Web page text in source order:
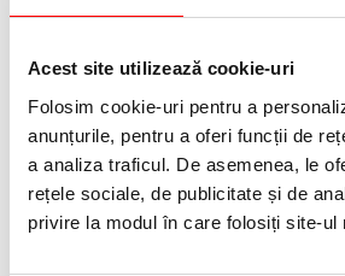
Acest site utilizează cookie-uri
Folosim cookie-uri pentru a
anunțurile, pentru a oferi funcții de
a analiza traficul. De asemenea, le
rețele sociale, de publicitate și de
privire la modul în care folosiți site-ul
Telefon:
0372 552 601
Adauga in wishlist